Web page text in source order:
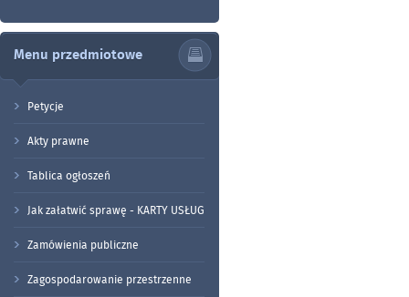
Menu przedmiotowe
Petycje
Akty prawne
Tablica ogłoszeń
Jak załatwić sprawę - KARTY USŁUG
Zamówienia publiczne
Zagospodarowanie przestrzenne